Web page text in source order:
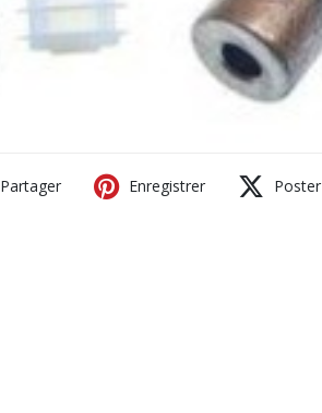
Partager Enregistrer Poster